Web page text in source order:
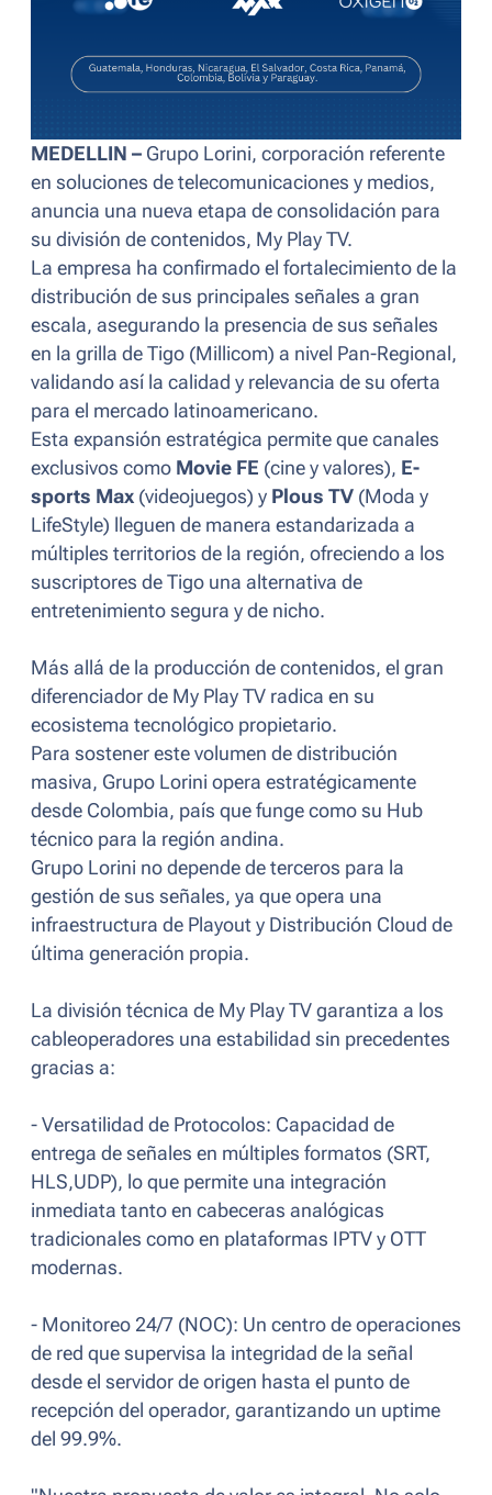
MEDELLIN – Grupo Lorini, corporación referente
en soluciones de telecomunicaciones y medios,
anuncia una nueva etapa de consolidación para
su división de contenidos, My Play TV.
La empresa ha confirmado el fortalecimiento de la
distribución de sus principales señales a gran
escala, asegurando la presencia de sus señales
en la grilla de Tigo (Millicom) a nivel Pan-Regional,
validando así la calidad y relevancia de su oferta
para el mercado latinoamericano.
Esta expansión estratégica permite que canales
exclusivos como Movie FE (cine y valores), E-
sports Max (videojuegos) y Plous TV (Moda y
LifeStyle) lleguen de manera estandarizada a
múltiples territorios de la región, ofreciendo a los
suscriptores de Tigo una alternativa de
entretenimiento segura y de nicho.
Más allá de la producción de contenidos, el gran
diferenciador de My Play TV radica en su
ecosistema tecnológico propietario.
Para sostener este volumen de distribución
masiva, Grupo Lorini opera estratégicamente
desde Colombia, país que funge como su Hub
técnico para la región andina.
Grupo Lorini no depende de terceros para la
gestión de sus señales, ya que opera una
infraestructura de Playout y Distribución Cloud de
última generación propia.
La división técnica de My Play TV garantiza a los
cableoperadores una estabilidad sin precedentes
gracias a:
- Versatilidad de Protocolos: Capacidad de
entrega de señales en múltiples formatos (SRT,
HLS,UDP), lo que permite una integración
inmediata tanto en cabeceras analógicas
tradicionales como en plataformas IPTV y OTT
modernas.
- Monitoreo 24/7 (NOC): Un centro de operaciones
de red que supervisa la integridad de la señal
desde el servidor de origen hasta el punto de
recepción del operador, garantizando un uptime
del 99.9%.